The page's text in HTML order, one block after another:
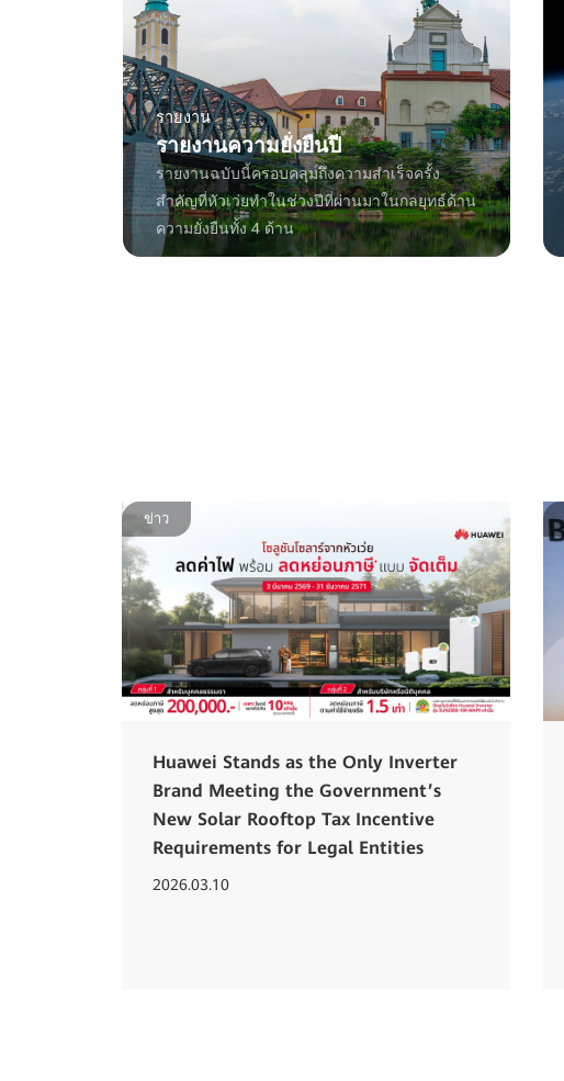
รายงาน
รายงานความยั่งยืนปี
รายงานฉบับนี้ครอบคลุมถึงความสําเร็จครั้ง
สําคัญที่หัวเว่ยทําในช่วงปีที่ผ่านมาในกลยุทธ์ด้าน
ความยั่งยืนทั้ง 4 ด้าน
ข่าว
Huawei Stands as the Only Inverter
Brand Meeting the Government’s
New Solar Rooftop Tax Incentive
Requirements for Legal Entities
2026.03.10